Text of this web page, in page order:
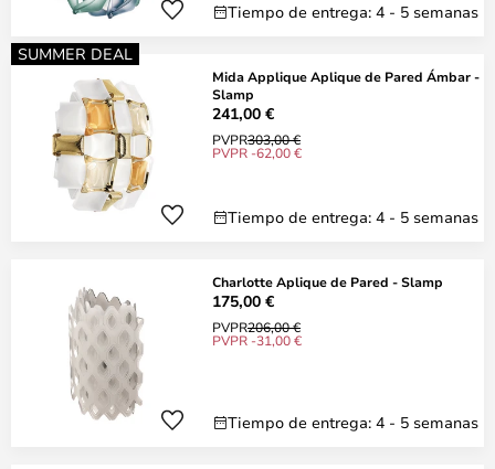
Tiempo de entrega: 4 - 5 semanas
SUMMER DEAL
Mida Applique Aplique de Pared Ámbar -
Slamp
241,00 €
PVPR303,00 €
PVPR -62,00 €
Tiempo de entrega: 4 - 5 semanas
Charlotte Aplique de Pared - Slamp
175,00 €
PVPR206,00 €
PVPR -31,00 €
Tiempo de entrega: 4 - 5 semanas